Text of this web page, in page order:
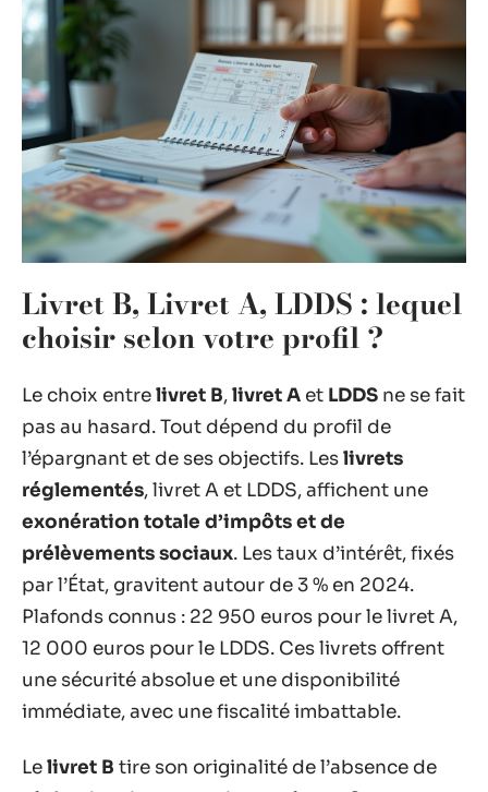
Livret B, Livret A, LDDS : lequel
choisir selon votre profil ?
Le choix entrelivret B,livret A et LDDS ne se fait
pas au hasard. Tout dépend du profil de
l’épargnant et de ses objectifs. Leslivrets
réglementés, livret A et LDDS, affichent une
exonération totale d’impôts et de
prélèvements sociaux. Les taux d’intérêt, fixés
par l’État, gravitent autour de 3 % en 2024.
Plafonds connus : 22 950 euros pour le livret A,
12 000 euros pour le LDDS. Ces livrets offrent
une sécurité absolue et une disponibilité
immédiate, avec une fiscalité imbattable.
Lelivret B tire son originalité de l’absence de